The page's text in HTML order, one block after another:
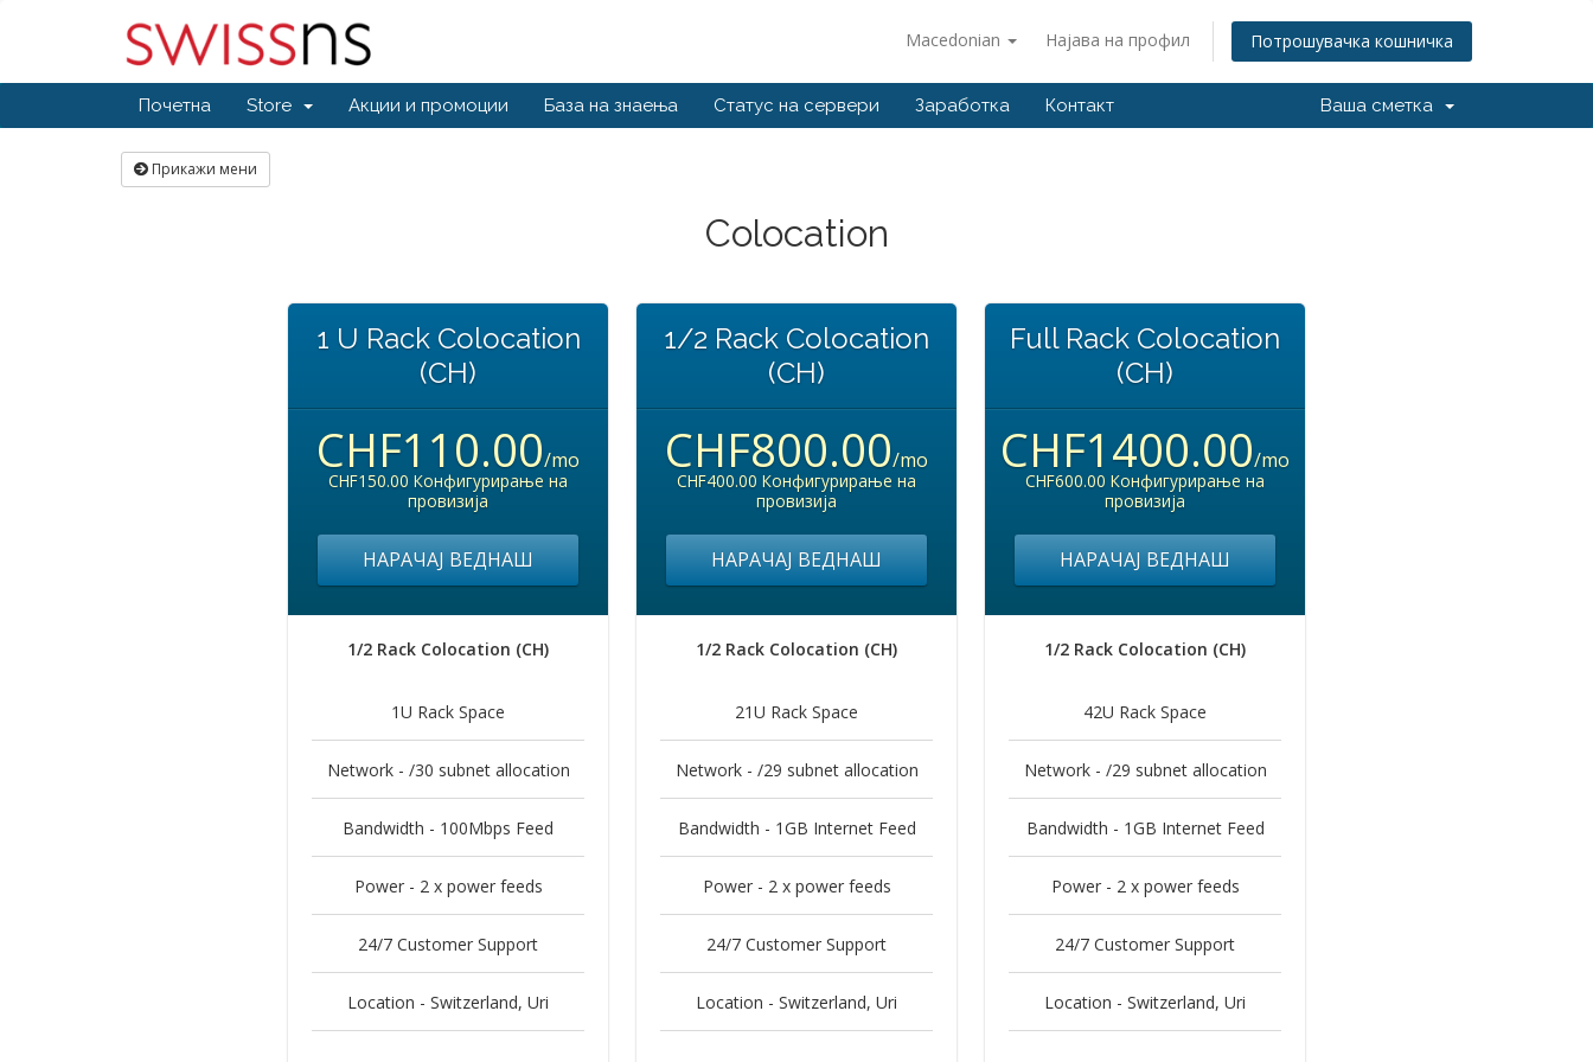
Macedonian Најава на профил Потрошувачка кошничка
Почетна Store Акции и промоции База на знаења Статус на сервери Заработка Контакт Ваша сметка
Прикажи мени
Colocation
1 U Rack Colocation
(CH)
CHF110.00/mo
CHF150.00 Конфигурирање на
провизија
НАРАЧАЈ ВЕДНАШ
1/2 Rack Colocation (CH)
1U Rack Space
Network - /30 subnet allocation
Bandwidth - 100Mbps Feed
Power - 2 x power feeds
24/7 Customer Support
Location - Switzerland, Uri
1/2 Rack Colocation
(CH)
CHF800.00/mo
CHF400.00 Конфигурирање на
провизија
НАРАЧАЈ ВЕДНАШ
1/2 Rack Colocation (CH)
21U Rack Space
Network - /29 subnet allocation
Bandwidth - 1GB Internet Feed
Power - 2 x power feeds
24/7 Customer Support
Location - Switzerland, Uri
Full Rack Colocation
(CH)
CHF1400.00/mo
CHF600.00 Конфигурирање на
провизија
НАРАЧАЈ ВЕДНАШ
1/2 Rack Colocation (CH)
42U Rack Space
Network - /29 subnet allocation
Bandwidth - 1GB Internet Feed
Power - 2 x power feeds
24/7 Customer Support
Location - Switzerland, Uri